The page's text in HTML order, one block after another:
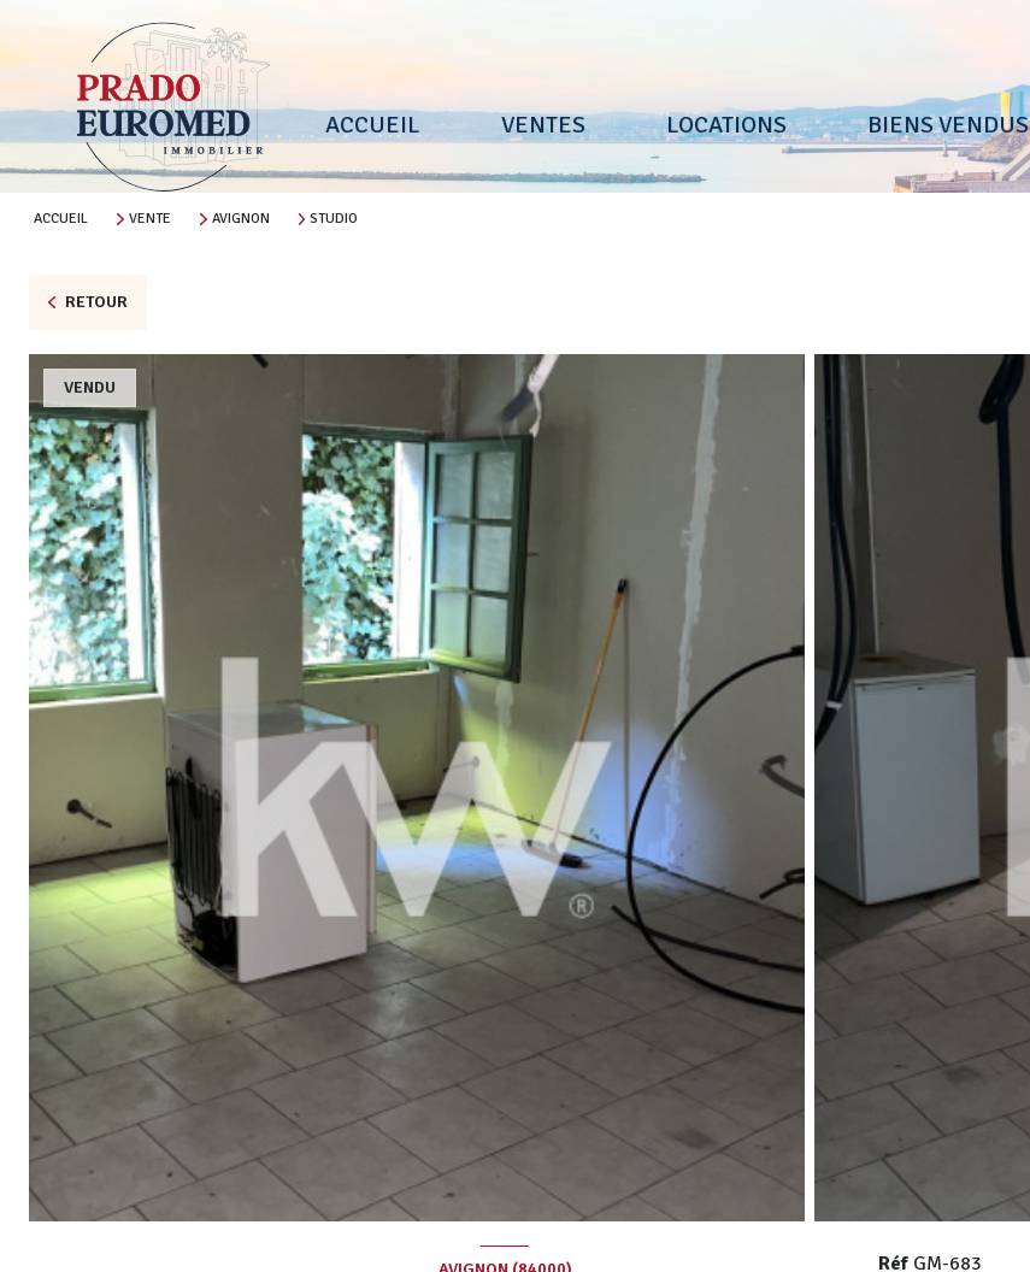
ACCUEIL VENTES LOCATIONS BIENS VENDUS
ACCUEIL VENTE AVIGNON STUDIO
RETOUR
VENDU
Réf GM-683